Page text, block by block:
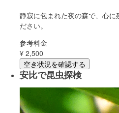
静寂に包まれた夜の森で、心に
ださい。
参考料金
¥ 2,500
空き状況を確認する
安比で昆虫探検